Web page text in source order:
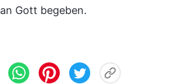
Gott begeben.